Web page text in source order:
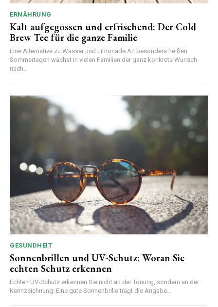
ERNÄHRUNG
Kalt aufgegossen und erfrischend: Der Cold
Brew Tee für die ganze Familie
Eine Alternative zu Wasser und Limonade An besonders heißen
Sommertagen wächst in vielen Familien der ganz konkrete Wunsch
nach...
GESUNDHEIT
Sonnenbrillen und UV-Schutz: Woran Sie
echten Schutz erkennen
Echten UV-Schutz erkennen Sie nicht an der Tönung, sondern an der
Kennzeichnung: Eine gute Sonnenbrille trägt die Angabe...